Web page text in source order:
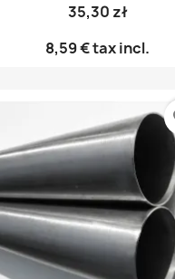
35,30 zł
8,59 €tax incl.